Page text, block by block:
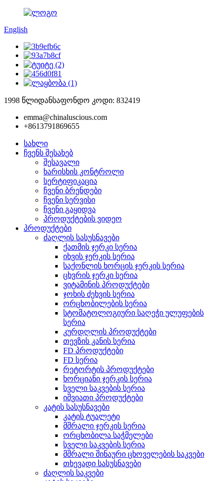
English
1998 წლიდანსაფონდო კოდი: 832419
emma@chinaluscious.com
+8613791869655
სახლი
ჩვენს შესახებ
შესავალი
ხარისხის კონტროლი
სერტიფიკაცია
ჩვენი ბრენდები
ჩვენი სერვისი
ჩვენი გაყიდვა
პროდუქტების ვიდეო
პროდუქტები
ძაღლის სასუსნავები
ქათმის ჯერკი სერია
იხვის ჯერკის სერია
საქონლის ხორცის ჯერკის სერია
ცხვრის ჯერკი სერია
ვიტამინის პროდუქტები
ჯოხის ძეხვის სერია
ორცხობილების სერია
სტომატოლოგიური საღეჭი ულუფების
სერია
კურდღლის პროდუქტები
თევზის კანის სერია
FD პროდუქტები
FD სერია
რეტორტის პროდუქტები
ხორციანი ჯერკის სერია
სველი საკვების სერია
იშვიათი პროდუქტები
კატის სასუსნავები
კატის ტუალეტი
მშრალი ჯერკის სერია
ორცხობილა საჭმელები
სველი საკვების სერია
მშრალი შინაური ცხოველების საკვები
თხევადი სასუსნავები
ძაღლის საკვები